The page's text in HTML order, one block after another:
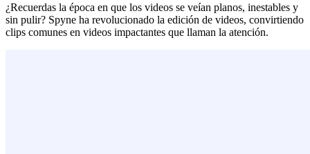
¿Recuerdas la época en que los videos se veían planos, inestables y
sin pulir? Spyne ha revolucionado la edición de videos, convirtiendo
clips comunes en videos impactantes que llaman la atención.